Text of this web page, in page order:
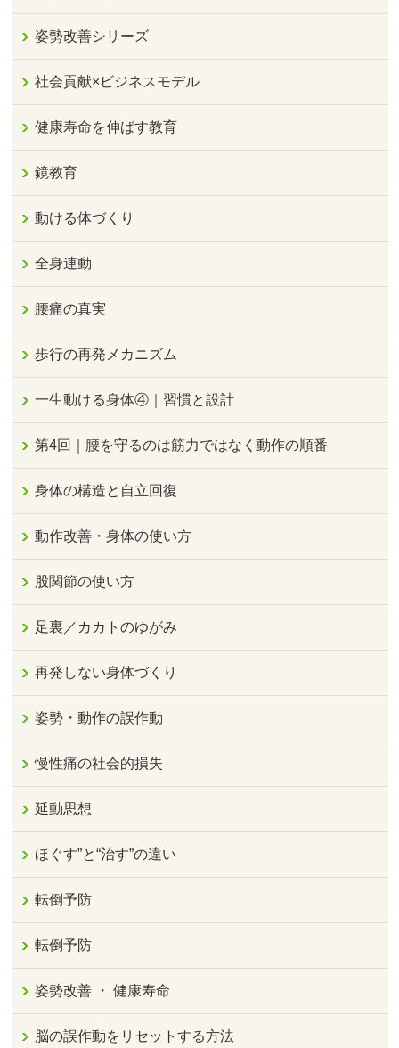
姿勢改善シリーズ
社会貢献×ビジネスモデル
健康寿命を伸ばす教育
鏡教育
動ける体づくり
全身連動
腰痛の真実
歩行の再発メカニズム
一生動ける身体④｜習慣と設計
第4回｜腰を守るのは筋力ではなく動作の順番
身体の構造と自立回復
動作改善・身体の使い方
股関節の使い方
足裏／カカトのゆがみ
再発しない身体づくり
姿勢・動作の誤作動
慢性痛の社会的損失
延動思想
ほぐす”と“治す”の違い
転倒予防
転倒予防
姿勢改善 ・ 健康寿命
脳の誤作動をリセットする方法